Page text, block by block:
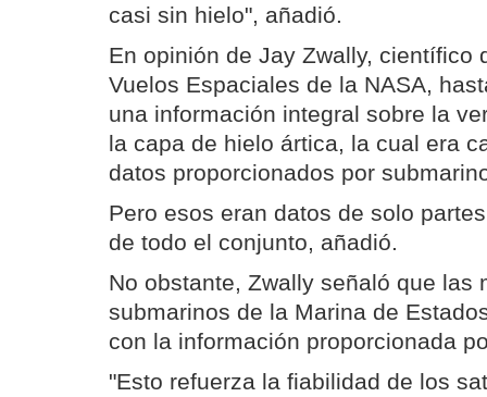
casi sin hielo", añadió.
En opinión de Jay Zwally, científico
Vuelos Espaciales de la NASA,
una información integral sobre la
la capa de hielo ártica, la cual era
datos proporcionados por
Pero esos eran datos de solo
de todo el conjunto, añadió.
No obstante, Zwally señaló que las
submarinos de la Marina de
con la información proporcionada
"Esto refuerza la fiabilidad de los